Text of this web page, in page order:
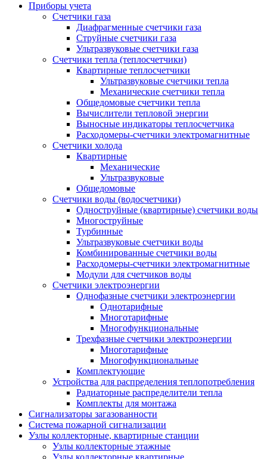
Приборы учета
Счетчики газа
Диафрагменные счетчики газа
Струйные счетчики газа
Ультразвуковые счетчики газа
Счетчики тепла (теплосчетчики)
Квартирные теплосчетчики
Ультразвуковые счетчики тепла
Механические счетчики тепла
Общедомовые счетчики тепла
Вычислители тепловой энергии
Выносные индикаторы теплосчетчика
Расходомеры-счетчики электромагнитные
Счетчики холода
Квартирные
Механические
Ультразвуковые
Общедомовые
Счетчики воды (водосчетчики)
Одноструйные (квартирные) счетчики воды
Многоструйные
Турбинные
Ультразвуковые счетчики воды
Комбинированные счетчики воды
Расходомеры-счетчики электромагнитные
Модули для счетчиков воды
Счетчики электроэнергии
Однофазные счетчики электроэнергии
Однотарифные
Многотарифные
Многофункциональные
Трехфазные счетчики электроэнергии
Многотарифные
Многофункциональные
Комплектующие
Устройства для распределения теплопотребления
Радиаторные распределители тепла
Комплекты для монтажа
Сигнализаторы загазованности
Система пожарной сигнализации
Узлы коллекторные, квартирные станции
Узлы коллекторные этажные
Узлы коллекторные квартирные